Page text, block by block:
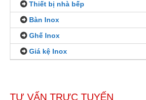
Thiết bị nhà bếp
Bàn Inox
Ghế Inox
Giá kệ Inox
TƯ VẤN TRỰC TUYẾN